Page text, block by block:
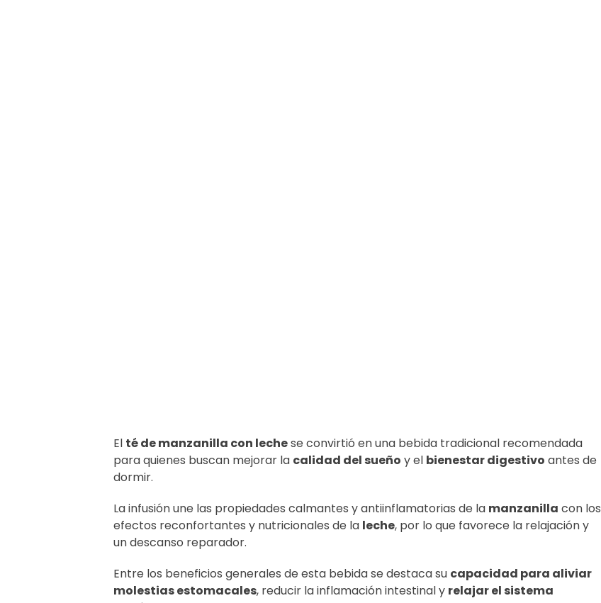
El té de manzanilla con lechese convirtió en una bebida tradicional recomendada
para quienes buscan mejorar la calidad del sueño y el bienestar digestivo antes de
dormir.
La infusión une las propiedades calmantes y antiinflamatorias de la manzanilla con los
efectos reconfortantes y nutricionales de la leche, por lo que favorece la relajación y
un descanso reparador.
Entre los beneficios generales de esta bebida se destaca su capacidad para aliviar
molestias estomacales, reducir la inflamación intestinal y relajar el sistema